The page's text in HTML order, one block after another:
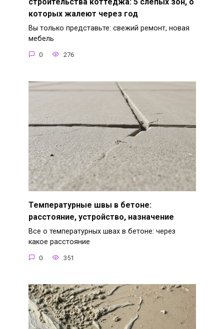
которых жалеют через год
Вы только представьте: свежий ремонт, новая
мебель
0 276
Температурные швы в бетоне:
расстояние, устройство, назначение
Все о температурных швах в бетоне: через
какое расстояние
0 351